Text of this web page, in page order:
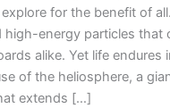
for the benefit of
high-energy particles that
alike. Yet life endures
of the heliosphere, a
extends […]